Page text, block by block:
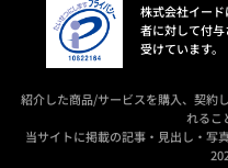
株式会社イー
者に対して付
受けています。
紹介した商品/サービスを購入、契約
れるこ
当サイトに掲載の記事・見出し・